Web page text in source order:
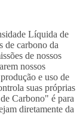
Líquida de
de carbono da
de nossos
nossos
e uso de
suas próprias
Carbono" é para
diretamente da